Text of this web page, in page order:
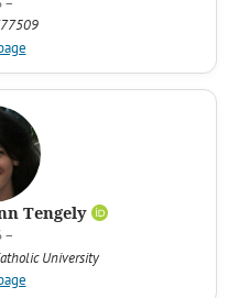
Tengely
–
University